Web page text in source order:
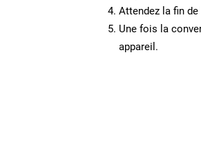
Attendez la fin
Une fois la
appareil.